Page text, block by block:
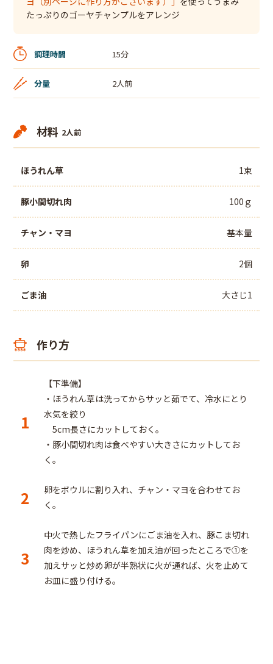
たっぷりのゴーヤチャンプルをアレンジ
調理時間 15分
分量 2人前
材料 2人前
ほうれん草 1束
豚小間切れ肉 100ｇ
チャン・マヨ 基本量
卵 2個
ごま油 大さじ1
作り方
1
【下準備】
・ほうれん草は洗ってからサッと茹でて、冷水にとり
水気を絞り
5cm長さにカットしておく。
・豚小間切れ肉は食べやすい大きさにカットしてお
く。
2
卵をボウルに割り入れ、チャン・マヨを合わせてお
く。
3
中火で熱したフライパンにごま油を入れ、豚こま切れ
肉を炒め、ほうれん草を加え油が回ったところで①を
加えサッと炒め卵が半熟状に火が通れば、火を止めて
お皿に盛り付ける。